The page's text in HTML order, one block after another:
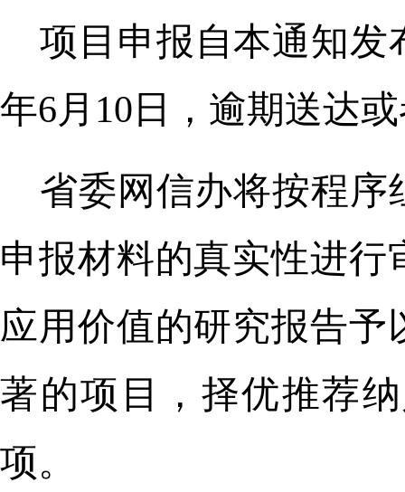
项目申报自本通知发
年6月10日，逾期送达
省委网信办将按程序
申报材料的真实性进
应用价值的研究报告
著的项目，择优推荐
项。